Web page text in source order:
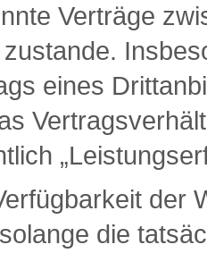
Verträge
eines
der
die